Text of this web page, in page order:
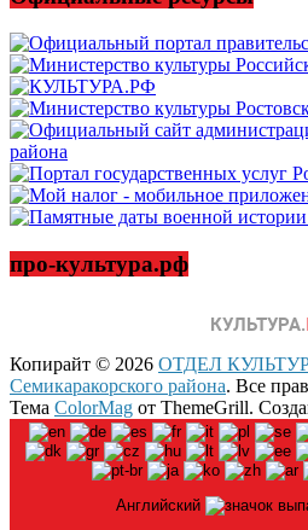
про-культура.рф
Копирайт © 2026 ОТДЕЛ
Семикаракорского района. Все
Тема ColorMag от ThemeGrill.
Английский